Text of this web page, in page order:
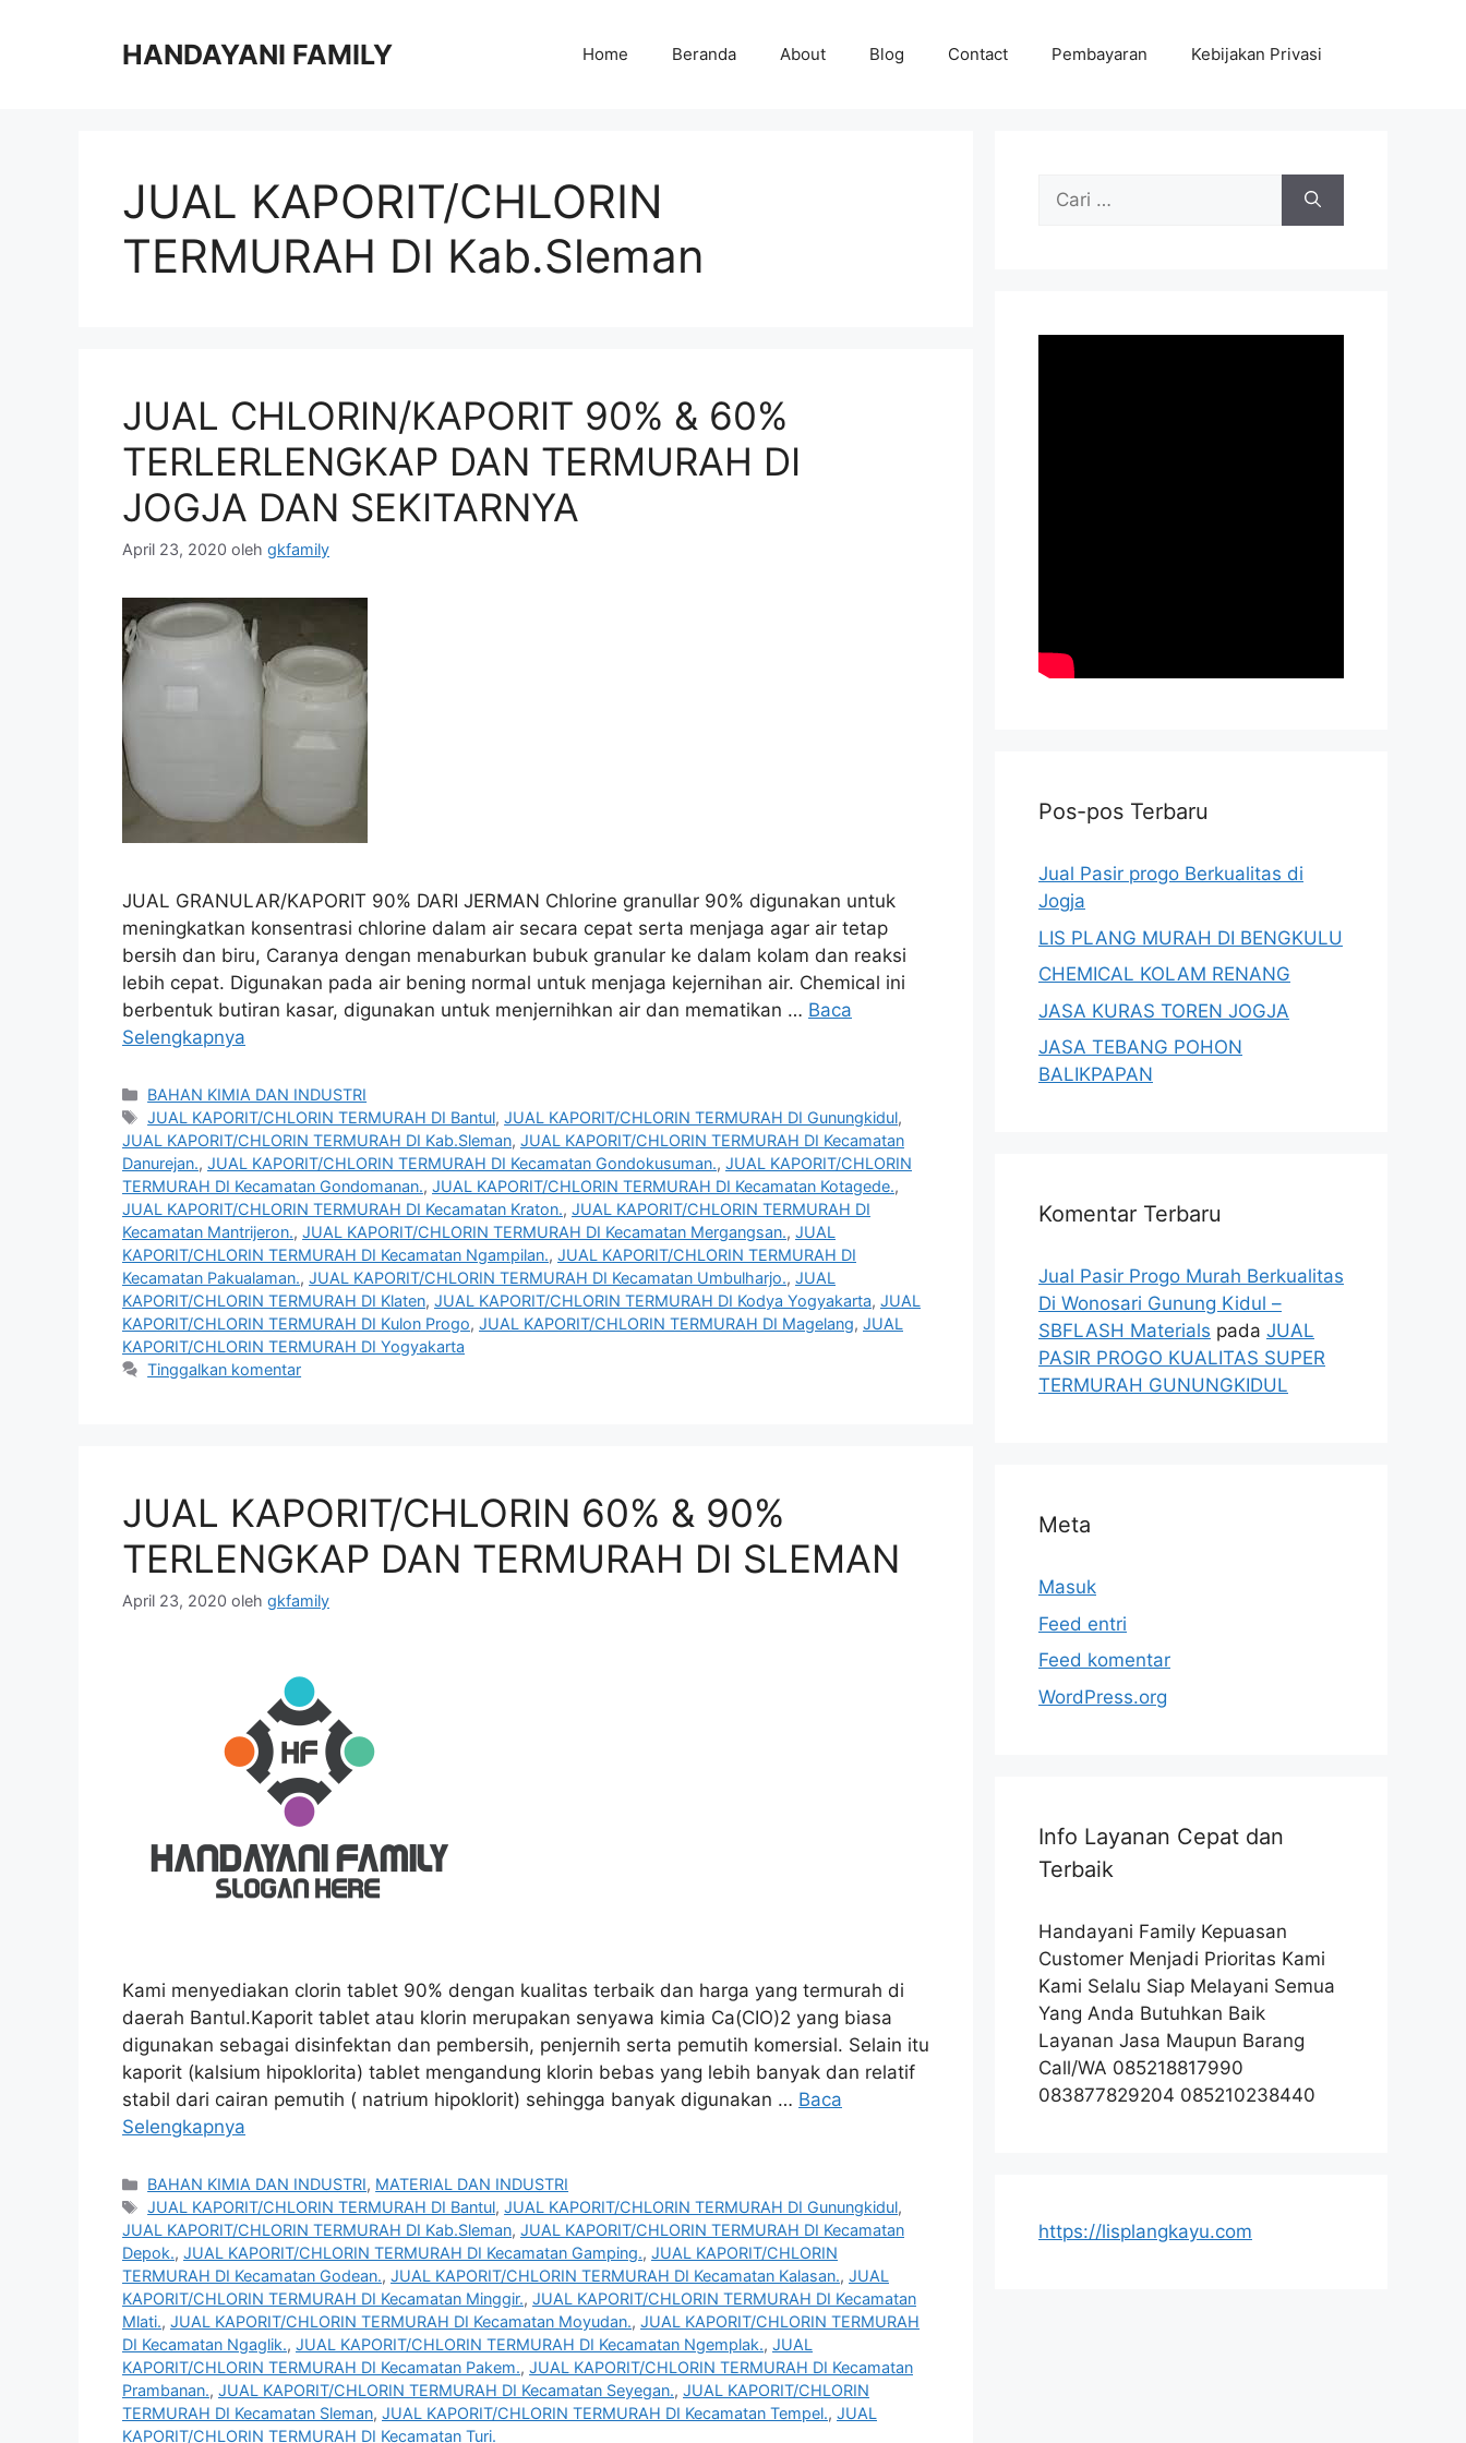
HANDAYANI FAMILY Home Beranda About Blog Contact Pembayaran Kebijakan Privasi
JUAL KAPORIT/CHLORIN
TERMURAH DI Kab.Sleman
JUAL CHLORIN/KAPORIT 90% & 60%
TERLERLENGKAP DAN TERMURAH DI
JOGJA DAN SEKITARNYA
April 23, 2020 oleh gkfamily
JUAL GRANULAR/KAPORIT 90% DARI JERMAN Chlorine granullar 90% digunakan untuk
meningkatkan konsentrasi chlorine dalam air secara cepat serta menjaga agar air tetap
bersih dan biru, Caranya dengan menaburkan bubuk granular ke dalam kolam dan reaksi
lebih cepat. Digunakan pada air bening normal untuk menjaga kejernihan air. Chemical ini
berbentuk butiran kasar, digunakan untuk menjernihkan air dan mematikan … Baca
Selengkapnya
Kategori
BAHAN KIMIA DAN INDUSTRI
Tag
JUAL KAPORIT/CHLORIN TERMURAH DI Bantul,JUAL KAPORIT/CHLORIN TERMURAH DI Gunungkidul,
JUAL KAPORIT/CHLORIN TERMURAH DI Kab.Sleman, JUAL KAPORIT/CHLORIN TERMURAH DI Kecamatan
Danurejan., JUAL KAPORIT/CHLORIN TERMURAH DI Kecamatan Gondokusuman., JUAL KAPORIT/CHLORIN
TERMURAH DI Kecamatan Gondomanan., JUAL KAPORIT/CHLORIN TERMURAH DI Kecamatan Kotagede.,
JUAL KAPORIT/CHLORIN TERMURAH DI Kecamatan Kraton., JUAL KAPORIT/CHLORIN TERMURAH DI
Kecamatan Mantrijeron., JUAL KAPORIT/CHLORIN TERMURAH DI Kecamatan Mergangsan., JUAL
KAPORIT/CHLORIN TERMURAH DI Kecamatan Ngampilan., JUAL KAPORIT/CHLORIN TERMURAH DI
Kecamatan Pakualaman., JUAL KAPORIT/CHLORIN TERMURAH DI Kecamatan Umbulharjo., JUAL
KAPORIT/CHLORIN TERMURAH DI Klaten, JUAL KAPORIT/CHLORIN TERMURAH DI Kodya Yogyakarta, JUAL
KAPORIT/CHLORIN TERMURAH DI Kulon Progo, JUAL KAPORIT/CHLORIN TERMURAH DI Magelang, JUAL
KAPORIT/CHLORIN TERMURAH DI Yogyakarta
Tinggalkan komentar
JUAL KAPORIT/CHLORIN 60% & 90%
TERLENGKAP DAN TERMURAH DI SLEMAN
April 23, 2020 oleh gkfamily
Kami menyediakan clorin tablet 90% dengan kualitas terbaik dan harga yang termurah di
daerah Bantul.Kaporit tablet atau klorin merupakan senyawa kimia Ca(CIO)2 yang biasa
digunakan sebagai disinfektan dan pembersih, penjernih serta pemutih komersial. Selain itu
kaporit (kalsium hipoklorita) tablet mengandung klorin bebas yang lebih banyak dan relatif
stabil dari cairan pemutih ( natrium hipoklorit) sehingga banyak digunakan … Baca
Selengkapnya
Kategori
BAHAN KIMIA DAN INDUSTRI, MATERIAL DAN INDUSTRI
Tag
JUAL KAPORIT/CHLORIN TERMURAH DI Bantul,JUAL KAPORIT/CHLORIN TERMURAH DI Gunungkidul,
JUAL KAPORIT/CHLORIN TERMURAH DI Kab.Sleman, JUAL KAPORIT/CHLORIN TERMURAH DI Kecamatan
Depok., JUAL KAPORIT/CHLORIN TERMURAH DI Kecamatan Gamping., JUAL KAPORIT/CHLORIN
TERMURAH DI Kecamatan Godean., JUAL KAPORIT/CHLORIN TERMURAH DI Kecamatan Kalasan., JUAL
KAPORIT/CHLORIN TERMURAH DI Kecamatan Minggir., JUAL KAPORIT/CHLORIN TERMURAH DI Kecamatan
Mlati., JUAL KAPORIT/CHLORIN TERMURAH DI Kecamatan Moyudan., JUAL KAPORIT/CHLORIN TERMURAH
DI Kecamatan Ngaglik., JUAL KAPORIT/CHLORIN TERMURAH DI Kecamatan Ngemplak., JUAL
KAPORIT/CHLORIN TERMURAH DI Kecamatan Pakem., JUAL KAPORIT/CHLORIN TERMURAH DI Kecamatan
Prambanan., JUAL KAPORIT/CHLORIN TERMURAH DI Kecamatan Seyegan., JUAL KAPORIT/CHLORIN
TERMURAH DI Kecamatan Sleman, JUAL KAPORIT/CHLORIN TERMURAH DI Kecamatan Tempel., JUAL
KAPORIT/CHLORIN TERMURAH DI Kecamatan Turi.
Cari
Pos-pos Terbaru
Jual Pasir progo Berkualitas di
Jogja
LIS PLANG MURAH DI BENGKULU
CHEMICAL KOLAM RENANG
JASA KURAS TOREN JOGJA
JASA TEBANG POHON
BALIKPAPAN
Komentar Terbaru
Jual Pasir Progo Murah Berkualitas
Di Wonosari Gunung Kidul –
SBFLASH Materials pada JUAL
PASIR PROGO KUALITAS SUPER
TERMURAH GUNUNGKIDUL
Meta
Masuk
Feed entri
Feed komentar
WordPress.org
Info Layanan Cepat dan
Terbaik
Handayani Family Kepuasan
Customer Menjadi Prioritas Kami
Kami Selalu Siap Melayani Semua
Yang Anda Butuhkan Baik
Layanan Jasa Maupun Barang
Call/WA 085218817990
083877829204 085210238440
https://lisplangkayu.com